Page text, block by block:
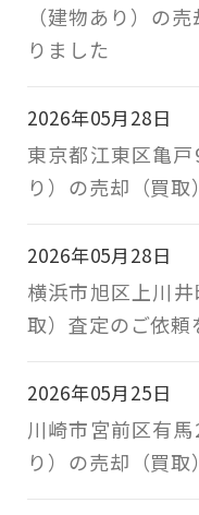
（建物あり）の
りました
2026年05月28日
東京都江東区亀
り）の売却（買
2026年05月28日
横浜市旭区上川
取）査定のご依頼
2026年05月25日
川崎市宮前区有
り）の売却（買